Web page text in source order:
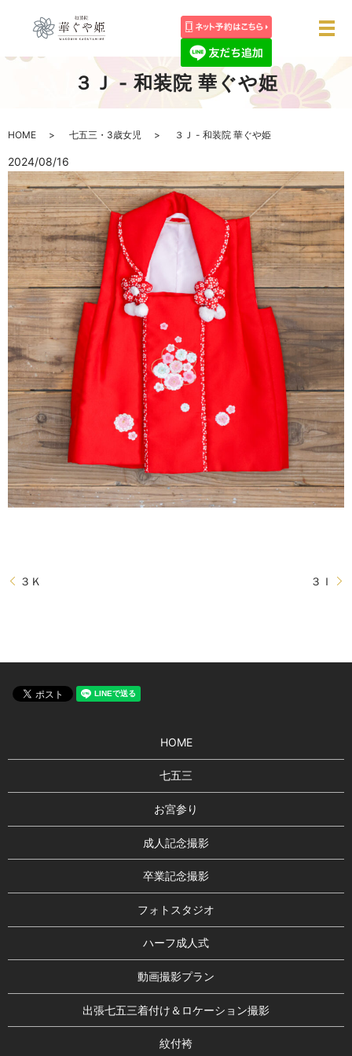
メ
３Ｊ - 和装院 華ぐや姫
HOME 七五三・3歳女児 ３Ｊ - 和装院 華ぐや姫
2024/08/16
３Ｋ ３Ｉ
HOME
七五三
お宮参り
成人記念撮影
卒業記念撮影
フォトスタジオ
ハーフ成人式
動画撮影プラン
出張七五三着付け＆ロケーション撮影
紋付袴